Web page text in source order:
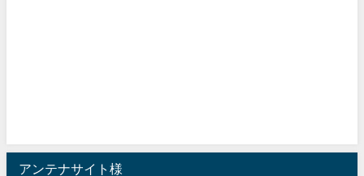
アンテナサイト様